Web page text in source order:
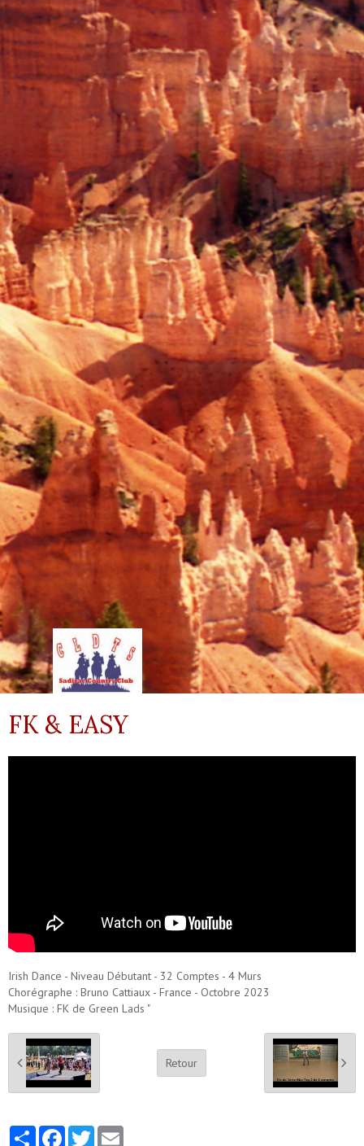
FK & EASY
Irish Dance - Niveau Débutant - 32 Comptes - 4 Murs
Chorégraphe : Bruno Cattiaux - France - Octobre 2023
Musique : FK de Green Lads "
Retour
PartagerFacebookTwitter